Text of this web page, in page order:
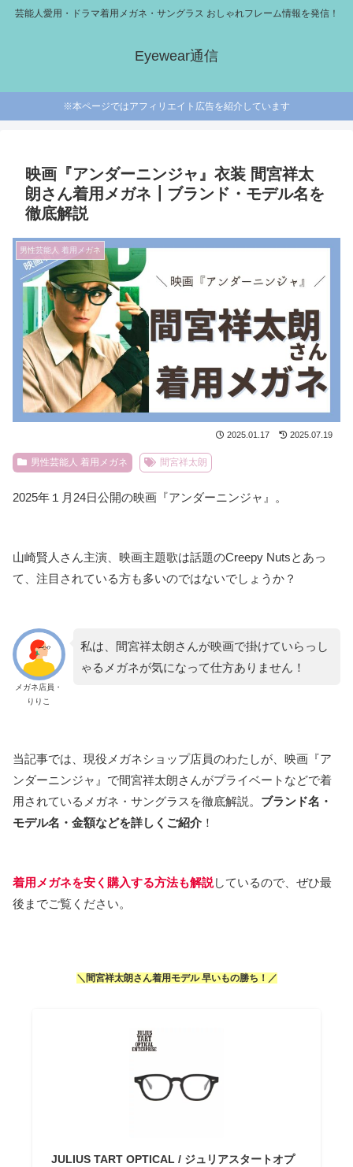
芸能人愛用・ドラマ着用メガネ・サングラス おしゃれフレーム情報を発信！
Eyewear通信
※本ページではアフィリエイト広告を紹介しています
映画『アンダーニンジャ』衣装 間宮祥太
朗さん着用メガネ┃ブランド・モデル名を
徹底解説
男性芸能人 着用メガネ
2025.01.17 2025.07.19
男性芸能人 着用メガネ 間宮祥太朗
2025年１月24日公開の映画『アンダーニンジャ』。
山崎賢人さん主演、映画主題歌は話題のCreepy Nutsとあっ
て、注目されている方も多いのではないでしょうか？
メガネ店員・
りりこ
私は、間宮祥太朗さんが映画で掛けていらっし
ゃるメガネが気になって仕方ありません！
当記事では、現役メガネショップ店員のわたしが、映画『ア
ンダーニンジャ』で間宮祥太朗さんがプライベートなどで着
用されているメガネ・サングラスを徹底解説。 ブランド名・
モデル名・金額などを詳しくご紹介 ！
着用メガネを安く購入する方法も解説しているので、ぜひ最
後までご覧ください。
＼間宮祥太朗さん着用モデル 早いもの勝ち！／
JULIUS TART OPTICAL / ジュリアスタートオプ